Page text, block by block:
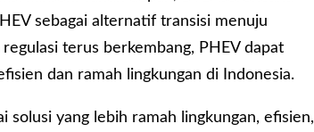
sebagai alternatif transisi menuju
terus berkembang, PHEV dapat
dan ramah lingkungan di Indonesia.
solusi yang lebih ramah lingkungan, efisien,